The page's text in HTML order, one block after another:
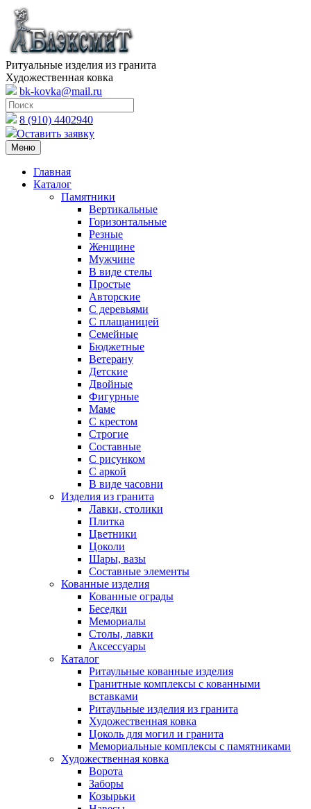
Ритуальные изделия из гранита
Художественная ковка
bk-kovka@mail.ru
8 (910) 4402940
Оставить заявку
Меню
Главная
Каталог
Памятники
Вертикальные
Горизонтальные
Резные
Женщине
Мужчине
В виде стелы
Простые
Авторские
С деревьями
С плащаницей
Семейные
Бюджетные
Ветерану
Детские
Двойные
Фигурные
Маме
С крестом
Строгие
Составные
С рисунком
С аркой
В виде часовни
Изделия из гранита
Лавки, столики
Плитка
Цветники
Цоколи
Шары, вазы
Составные элементы
Кованные изделия
Кованные ограды
Беседки
Мемориалы
Столы, лавки
Аксессуары
Каталог
Ритаульные кованные изделия
Гранитные комплексы с кованными
вставками
Ритаульные изделия из гранита
Художественная ковка
Цоколь для могил и гранита
Мемориальные комплексы с памятниками
Художественная ковка
Ворота
Заборы
Козырьки